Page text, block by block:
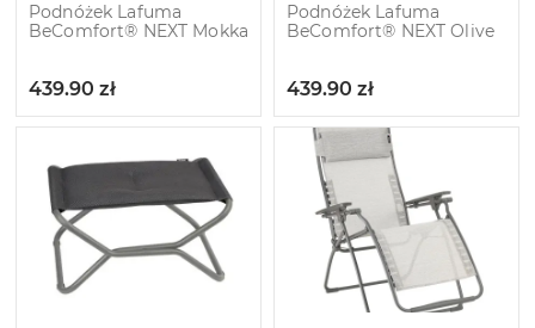
Podnóżek Lafuma
BeComfort® NEXT Mokka
439.90 zł
Podnóżek Lafuma
BeComfort® NEXT Olive
439.90 zł